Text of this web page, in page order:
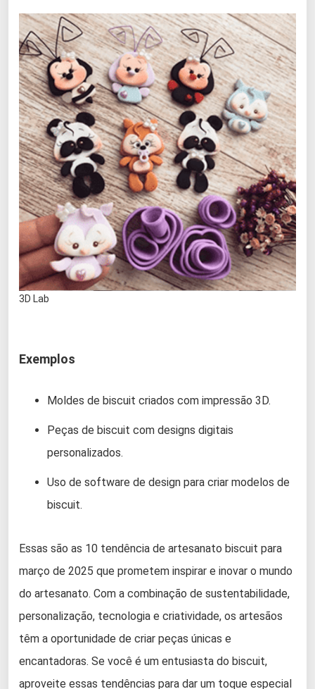
3D Lab
Exemplos
Moldes de biscuit criados com impressão 3D.
Peças de biscuit com designs digitais
personalizados.
Uso de software de design para criar modelos de
biscuit.
Essas são as 10 tendência de artesanato biscuit para
março de 2025 que prometem inspirar e inovar o mundo
do artesanato. Com a combinação de sustentabilidade,
personalização, tecnologia e criatividade, os artesãos
têm a oportunidade de criar peças únicas e
encantadoras. Se você é um entusiasta do biscuit,
aproveite essas tendências para dar um toque especial